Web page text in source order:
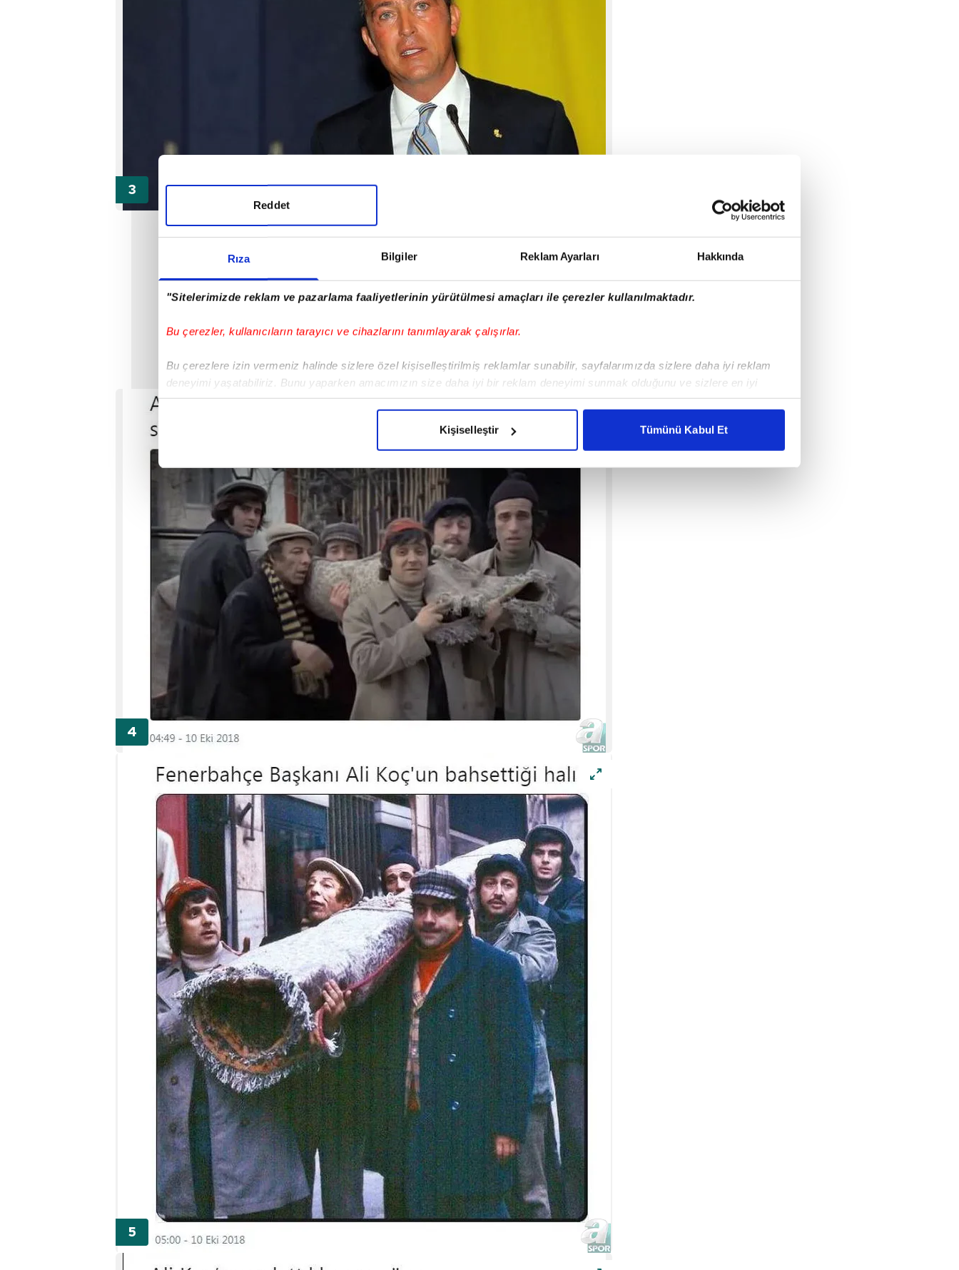
Rıza Bilgiler Reklam Ayarları Hakkında
"Sitelerimizde reklam ve pazarlama faaliyetlerinin yürütülmesi amaçları ile çerezler kullanılmaktadır.
Bu çerezler, kullanıcıların tarayıcı ve cihazlarını tanımlayarak çalışırlar.
Bu çerezlere izin vermeniz halinde sizlere özel kişiselleştirilmiş reklamlar sunabilir, sayfalarımızda sizlere daha iyi reklam
deneyimi yaşatabiliriz. Bunu yaparken amacımızın size daha iyi bir reklam deneyimi sunmak olduğunu ve sizlere en iyi
içerikleri sunabilmek adına elimizden gelen çabayı gösterdiğimizi ve bu noktada, reklamların maliyetlerimizi karşılamak
Her halükârda, kullanıcılar, bu çerezlere izin vermedikleri takdirde, kullanıcılara hedefli reklamlar gösterilmeyecektir."
Sizlere daha iyi bir hizmet sunabilmek için İnternet Sitemizde kendimize ve üçüncü kişilere ait çerezler kullanılmaktadır. Bu
çerezler vasıtasıyla çeşitli kişisel verileriniz işlenmekte olup gerekli olan çerezler bilgi toplumu hizmetlerinin sunulması
amacıyla kullanılmaktadır. Diğer çerezler, sitemizin daha işlevsel kılınması ve kişiselleştirilmesi ve sizlere yönelik
reklam/pazarlama faaliyetlerinin yapılması, amaçlarıyla sınırlı olarak açık rızanız dahilinde kullanılacaktır.
Çerezlere ilişkin tercihlerinizi aşağıda yer alan panel vasıtasıyla belirleyebilirsiniz. Çerezlere ilişkin detaylı bilgi için Ayarlar
butonuna tıklayabilir,Çerez Bilgilendirme Metnimizi ziyaret edebilirsiniz.
6698 sayılı Kişisel Verilerin Korunması Kanunu uyarınca hazırlanmış Aydınlatma Metnimizi okumak ve sitemizde ilgili
mevzuata uygun olarak kullanılan çerezlerle ilgili bilgi almak için lütfen
tıklayınız
Reddet
Kişiselleştir Tümünü Kabul Et